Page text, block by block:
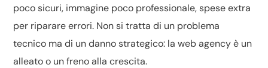
poco sicuri, immagine poco professionale, spese extra
per riparare errori. Non si tratta di un problema
tecnico ma di un danno strategico: la web agency è un
alleato o un freno alla crescita.